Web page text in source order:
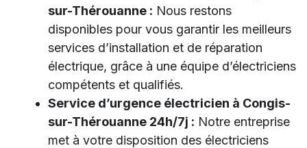
sur-Thérouanne : Nous restons
disponibles pour vous garantir les meilleurs
services d’installation et de réparation
électrique, grâce à une équipe d’électriciens
compétents et qualifiés.
Service d’urgence électricien à Congis-
sur-Thérouanne 24h/7j : Notre entreprise
met à votre disposition des électriciens